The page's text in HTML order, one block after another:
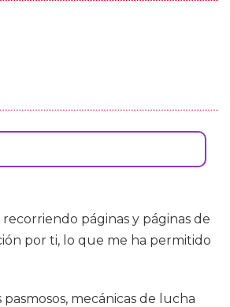
páginas y páginas de
por ti, lo que me ha permitido
mecánicas de lucha